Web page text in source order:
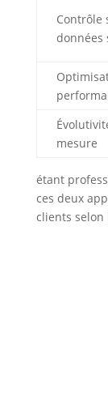
Contrôle
données
mesure
étant
ces deux
clients selon